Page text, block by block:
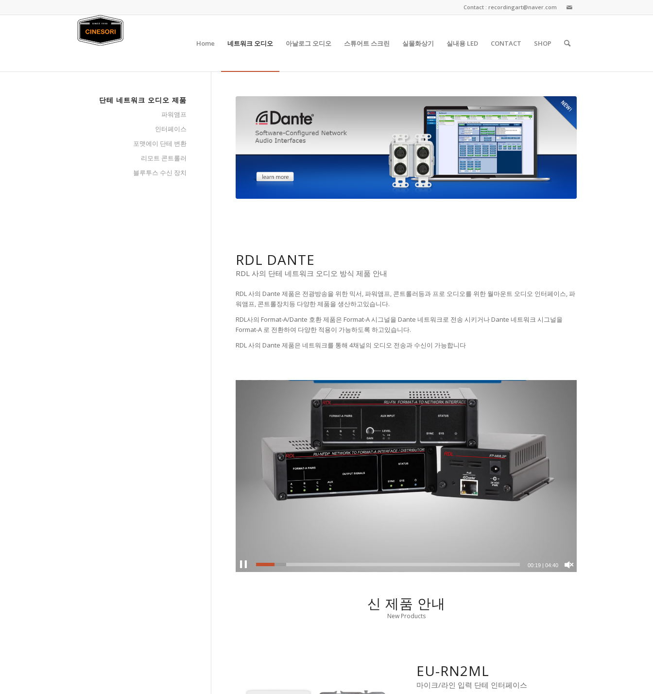
Contact : recordingart@naver.com
Home 네트워크 오디오 아날로그 오디오 스튜어트 스크린 실물화상기 실내용 LED CONTACT SHOP
RDL DANTE
RDL 사의 단테 네트워크 오디오 방식 제품 안내
RDL 사의 Dante 제품은 전광방송을 위한 믹서, 파워앰프, 콘트롤러등과 프로 오디오를 위한 월마운트 오디오 인터페이스, 파
워앰프, 콘트롤장치등 다양한 제품을 생산하고있습니다.
RDL사의 Format-A/Dante 호환 제품은 Format-A 시그널을 Dante 네트워크로 전송 시키거나 Dante 네트워크 시그널을
Format-A 로 전환하여 다양한 적용이 가능하도록 하고있습니다.
RDL 사의 Dante 제품은 네트워크를 통해 4채널의 오디오 전송과 수신이 가능합니다
00:20 04:40
신 제품 안내
New Products
EU-RN2ML
마이크/라인 입력 단테 인터페이스
단테 네트워크 오디오 제품
파워앰프
인터페이스
포맷에이 단테 변환
리모트 콘트롤러
블루투스 수신 장치